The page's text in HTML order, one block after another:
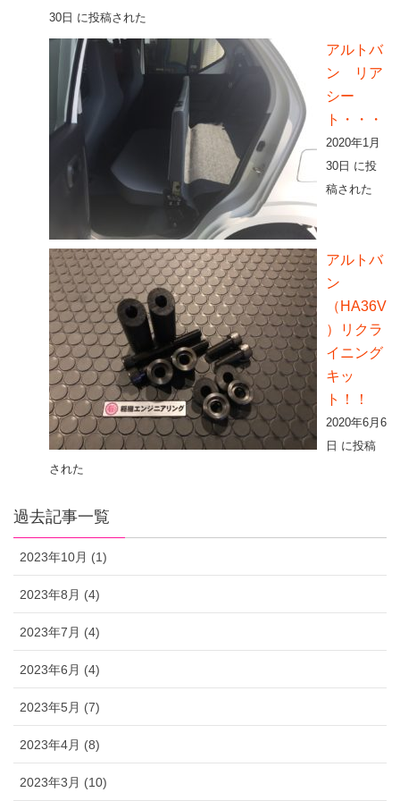
30日 に投稿された
アルトバ
ン リア
シー
ト・・・
2020年1月
30日 に投
稿された
アルトバ
ン
（HA36V
）リクラ
イニング
キッ
ト！！
2020年6月6
日 に投稿
された
過去記事一覧
2023年10月 (1)
2023年8月 (4)
2023年7月 (4)
2023年6月 (4)
2023年5月 (7)
2023年4月 (8)
2023年3月 (10)